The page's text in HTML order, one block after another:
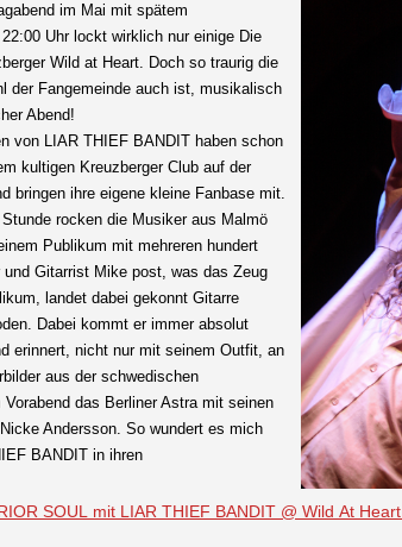
im Mai mit spätem
Uhr lockt wirklich nur einige Die
Wild at Heart. Doch so traurig die
der Fangemeinde auch ist, musikalisch
Abend!
von LIAR THIEF BANDIT haben schon
kultigen Kreuzberger Club auf der
bringen ihre eigene kleine Fanbase mit.
rocken die Musiker aus Malmö
Publikum mit mehreren hundert
und Gitarrist Mike post, was das Zeug
landet dabei gekonnt Gitarre
Dabei kommt er immer absolut
erinnert, nicht nur mit seinem Outfit, an
aus der schwedischen
das Berliner Astra mit seinen
Andersson. So wundert es mich
BANDIT in ihren
SOUL mit LIAR THIEF BANDIT @ Wild At Heart